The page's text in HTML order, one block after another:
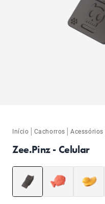
Início | Cachorros |Acessórios
Zee.Pinz - Celular